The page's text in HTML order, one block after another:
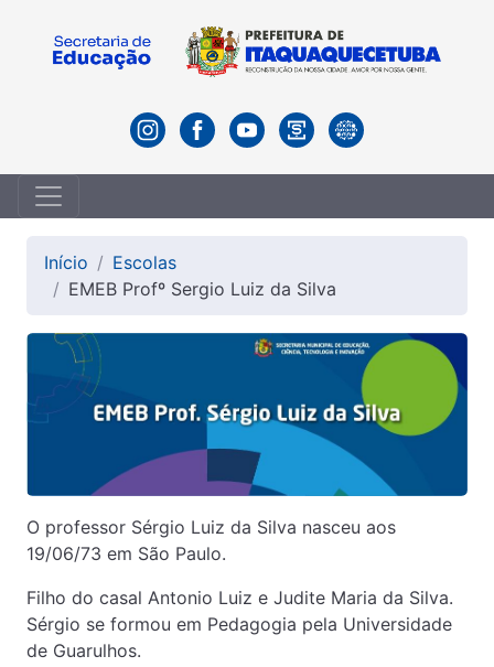
Início
Escolas
EMEB Profº Sergio Luiz da Silva
‎O professor Sérgio Luiz da Silva nasceu aos
19/06/73 em São Paulo.
Filho do casal Antonio Luiz e Judite Maria da Silva.
Sérgio se formou em Pedagogia pela Universidade
de Guarulhos.